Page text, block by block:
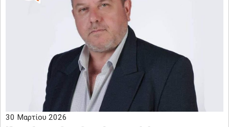
30 Μαρτίου 2026